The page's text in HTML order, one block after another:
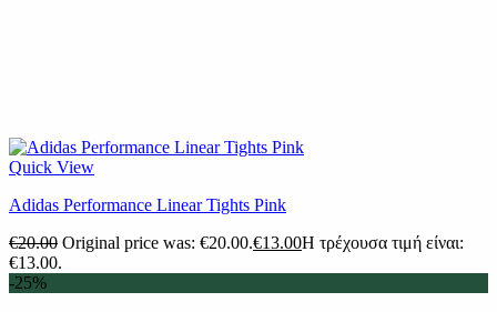
Quick View
Adidas Performance Linear Tights Pink
€20.00 Original price was: €20.00.€13.00Η τρέχουσα τιμή είναι:
€13.00.
-25%